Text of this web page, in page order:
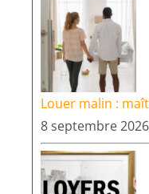
Louer malin :
8 septembre 2026